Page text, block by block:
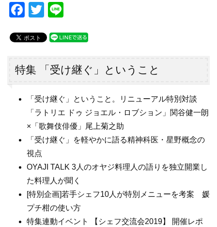
F
c
e
b
o
o
k
T
tt
er
e
特集 「受け継ぐ」ということ
「受け継ぐ」ということ。リニューアル特別対談
「ラトリエ ドゥ ジョエル・ロブション」関谷健一朗
×「歌舞伎俳優」尾上菊之助
「受け継ぐ」を軽やかに語る精神科医・星野概念の
視点
OYAJI TALK 3人のオヤジ料理人の語りを独立開業し
た料理人が聞く
[特別企画]若手シェフ10人が特別メニューを考案 媛
プチ柑の使い方
特集連動イベント 【シェフ交流会2019】 開催レポ